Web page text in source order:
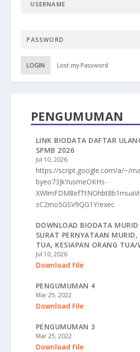
LOGIN Lost my Password
PENGUMUMAN
LINK BIODATA DAFTAR
SPMB 2026
Jul 10, 2026
https://script.google.com/a/~/
byeo73JkYusmeOKHs-
sC2mo5GSV9QG1Y/exec
DOWNLOAD BIODATA MURID
SURAT PERNYATAAN MURID,
TUA, KESIAPAN ORANG TUA/
Jul 10, 2026
Download File
PENGUMUMAN 4
Mar 25, 2022
Download File
PENGUMUMAN 3
Mar 25, 2022
Download File